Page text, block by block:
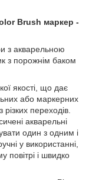
Brush маркер -
з акварельною
з порожнім баком
якості, що дає
або маркерних
переходів.
акварельні
один з одним і
у використанні,
повітрі і швидко